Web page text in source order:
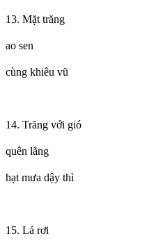
13. Mặt trăng
ao sen
cùng khiêu vũ
14. Trăng với gió
quên lãng
hạt mưa dậy thì
15. Lá rơi